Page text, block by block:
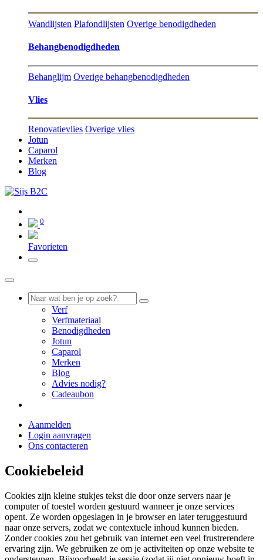
Wandlijsten Plafondlijsten Overige benodigdheden
Behangbenodigdheden
Behanglijm Overige behangbenodigdheden
Vlies
Renovatievlies Overige vlies
Jotun
Caparol
Merken
Blog
0
Favorieten
Verf
Verfmateriaal
Benodigdheden
Jotun
Caparol
Merken
Blog
Advies nodig?
Cadeaubon
Aanmelden
Login aanvragen
Ons contacteren
Cookiebeleid
Cookies zijn kleine stukjes tekst die door onze servers naar je
computer of toestel worden gestuurd wanneer je onze services
opent. Ze worden opgeslagen in je browser en later teruggestuurd
naar onze servers, zodat we contextuele inhoud kunnen bieden.
Zonder cookies zou het gebruik van internet een veel frustrerendere
ervaring zijn. We gebruiken ze om je activiteiten op onze website te